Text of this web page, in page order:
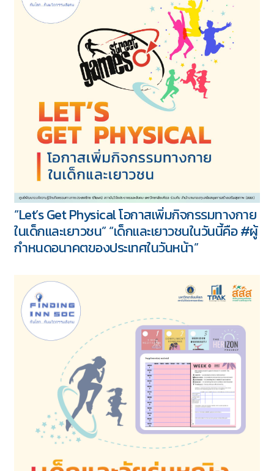
“โปรแกรม Active Forests: การเพิ่มกิจกรรมทาง
กายผ่านพื้นที่ป่าไม้”
“Let’s Get Physical โอกาสเพิ่มกิจกรรมทางกาย